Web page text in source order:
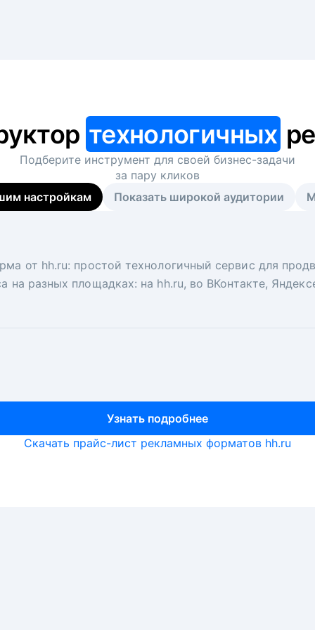
технологичных
Подберите инструмент для своей бизнес-задачи
за пару кликов
настройкам
Показать широкой аудитории
от hh.ru: простой технологичный сервис для
на разных площадках: на hh.ru, во ВКонтакте,
Узнать подробнее
вакансий на главной странице hh.ru.
ключ. Решите, сколько кандидатов и когда вам
рекрутеры и проектные менеджеры hh.ru с
Узнать подробнее
Скачать прайс-лист рекламных форматов hh.ru